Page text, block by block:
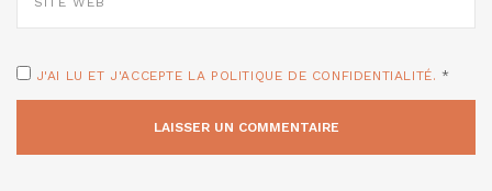
J'AI LU ET J'ACCEPTE LA POLITIQUE DE CONFIDENTIALITÉ. *